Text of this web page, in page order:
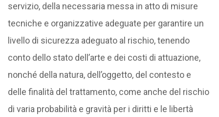
servizio, della necessaria messa in atto di misure
tecniche e organizzative adeguate per garantire un
livello di sicurezza adeguato al rischio, tenendo
conto dello stato dell’arte e dei costi di attuazione,
nonché della natura, dell’oggetto, del contesto e
delle finalità del trattamento, come anche del rischio
di varia probabilità e gravità per i diritti e le libertà